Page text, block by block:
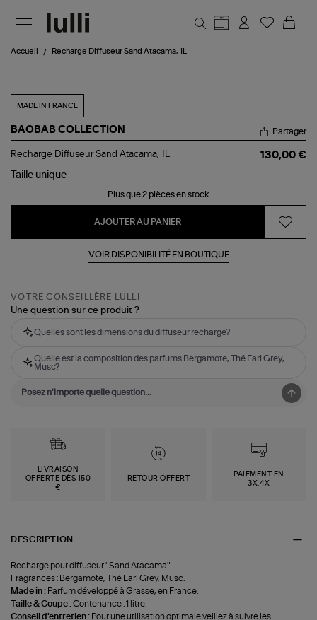
Accueil Recharge Diffuseur Sand Atacama, 1L
MADE IN FRANCE
BAOBAB COLLECTION
Recharge
Sand
Partager
Recharge Diffuseur Sand Atacama, 1L
130,00 €
Taille unique
Plus que 2 pièces en stock
AJOUTER AU PANIER
VOIR DISPONIBILITÉ EN BOUTIQUE
VOTRE CONSEILLÈRE LULLI
Une question sur ce produit ?
Quelles sont les dimensions du diffuseur recharge?
Quelle est la composition des parfums Bergamote, Thé Earl Grey,
Musc?
LIVRAISON
OFFERTE DÈS 150
€
RETOUR OFFERT
PAIEMENT EN
3X,4X
DESCRIPTION
Recharge pour diffuseur "Sand Atacama".
Fragrances : Bergamote, Thé Earl Grey, Musc.
Made in : Parfum développé à Grasse, en France.
Taille & Coupe :Contenance : 1 litre.
Conseil d'entretien : Pour une utilisation optimale veillez à suivre les